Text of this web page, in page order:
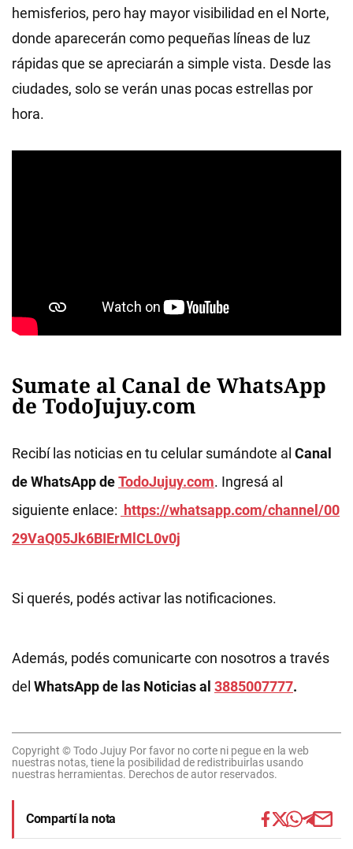
hemisferios, pero hay mayor visibilidad en el Norte,
donde aparecerán como pequeñas líneas de luz
rápidas que se apreciarán a simple vista. Desde las
ciudades, solo se verán unas pocas estrellas por
hora.
Sumate al Canal de WhatsApp
de TodoJujuy.com
Recibí las noticias en tu celular sumándote al Canal
de WhatsApp deTodoJujuy.com. Ingresá al
siguiente enlace: https://whatsapp.com/channel/00
29VaQ05Jk6BIErMlCL0v0j
Si querés, podés activar las notificaciones.
Además, podés comunicarte con nosotros a través
del WhatsApp de las Noticias al 3885007777.
Copyright © Todo Jujuy Por favor no corte ni pegue en la web
nuestras notas, tiene la posibilidad de redistribuirlas usando
nuestras herramientas. Derechos de autor reservados.
Compartí la nota